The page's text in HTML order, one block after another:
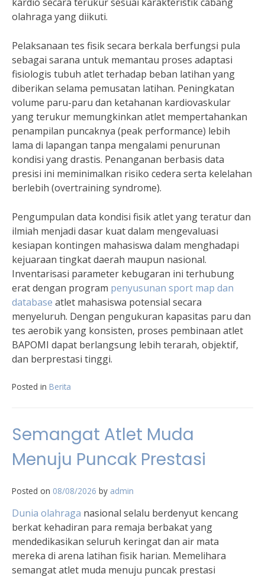
olahraga yang diikuti.
Pelaksanaan tes fisik secara berkala berfungsi pula
sebagai sarana untuk memantau proses adaptasi
fisiologis tubuh atlet terhadap beban latihan yang
diberikan selama pemusatan latihan. Peningkatan
volume paru-paru dan ketahanan kardiovaskular
yang terukur memungkinkan atlet mempertahankan
penampilan puncaknya (peak performance) lebih
lama di lapangan tanpa mengalami penurunan
kondisi yang drastis. Penanganan berbasis data
presisi ini meminimalkan risiko cedera serta kelelahan
berlebih (overtraining syndrome).
Pengumpulan data kondisi fisik atlet yang teratur dan
ilmiah menjadi dasar kuat dalam mengevaluasi
kesiapan kontingen mahasiswa dalam menghadapi
kejuaraan tingkat daerah maupun nasional.
Inventarisasi parameter kebugaran ini terhubung
erat dengan program penyusunan sport map dan
database atlet mahasiswa potensial secara
menyeluruh. Dengan pengukuran kapasitas paru dan
tes aerobik yang konsisten, proses pembinaan atlet
BAPOMI dapat berlangsung lebih terarah, objektif,
dan berprestasi tinggi.
Posted in Berita
Semangat Atlet Muda
Menuju Puncak Prestasi
Posted on 08/08/2026 by admin
Dunia olahraga nasional selalu berdenyut kencang
berkat kehadiran para remaja berbakat yang
mendedikasikan seluruh keringat dan air mata
mereka di arena latihan fisik harian. Memelihara
semangat atlet muda menuju puncak prestasi